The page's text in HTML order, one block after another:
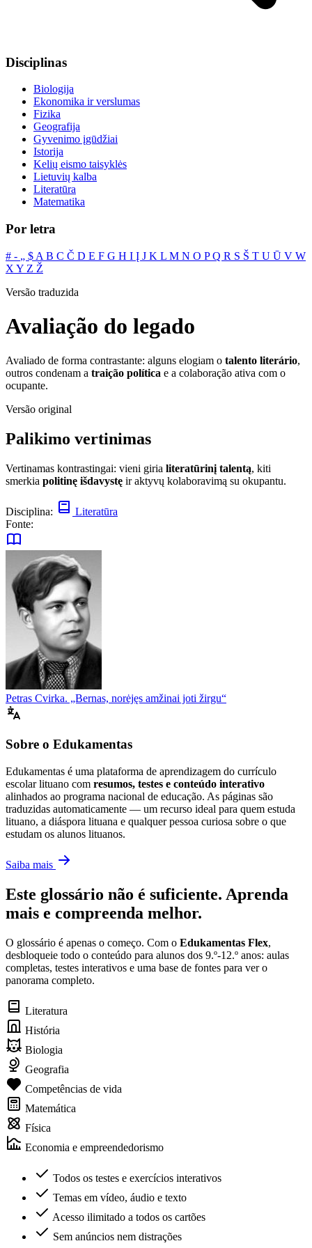
Disciplinas
Biologija
Ekonomika ir verslumas
Fizika
Geografija
Gyvenimo įgūdžiai
Istorija
Kelių eismo taisyklės
Lietuvių kalba
Literatūra
Matematika
Por letra
# ‐ „ $ A B C Č D E F G H I Į J K L M N O PQ R S Š T U Ū V W
X Y Z Ž
Versão traduzida
Avaliação do legado
Avaliado de forma contrastante: alguns elogiam o talento literário,
outros condenam a traição política e a colaboração ativa com o
ocupante.
Versão original
Palikimo vertinimas
Vertinamas kontrastingai: vieni giria literatūrinį talentą, kiti
smerkia politinę išdavystę ir aktyvų kolaboravimą su okupantu.
Disciplina:
Literatūra
Fonte:
Petras Cvirka. „Bernas, norėjęs amžinai joti žirgu“
Sobre o Edukamentas
Edukamentas é uma plataforma de aprendizagem do currículo
escolar lituano com resumos, testes e conteúdo interativo
alinhados ao programa nacional de educação. As páginas são
traduzidas automaticamente — um recurso ideal para quem estuda
lituano, a diáspora lituana e qualquer pessoa curiosa sobre o que
estudam os alunos lituanos.
Saiba mais
Este glossário não é suficiente. Aprenda
mais e compreenda melhor.
O glossário é apenas o começo. Com o Edukamentas Flex,
desbloqueie todo o conteúdo para alunos dos 9.º-12.º anos: aulas
completas, testes interativos e uma base de fontes para ver o
panorama completo.
Literatura
História
Biologia
Geografia
Competências de vida
Matemática
Física
Economia e empreendedorismo
Todos os testes e exercícios interativos
Temas em vídeo, áudio e texto
Acesso ilimitado a todos os cartões
Sem anúncios nem distrações